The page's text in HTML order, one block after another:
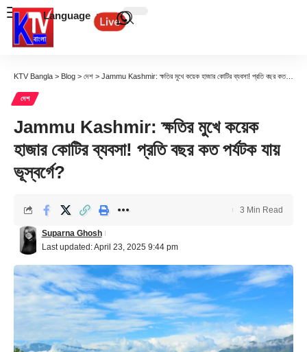
Language
KTV Bangla > Blog > দেশ > Jammu Kashmir: ক্ষতির মুখে কয়েক হাজার কোটির ব্যবসা! প্রতি বছর কত পর্যটক যায় ভূস্বর্গে?
দেশ
Jammu Kashmir: ক্ষতির মুখে কয়েক
হাজার কোটির ব্যবসা! প্রতি বছর কত পর্যটক যায়
ভূস্বর্গে?
Last updated: April 23, 2025 9:44 pm
Suparna Ghosh
3 Min Read